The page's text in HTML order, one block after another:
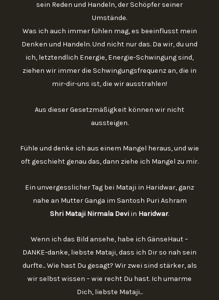
sein Reden und Handeln, der Schöpfer seiner
Umstände.
Was ich auch immer fühlen mag, es beeinflusst mein
Denken und Handeln. Und nicht nur das. Da wir, du und
ich, letztendlich Energie, Energie-Schwingung sind,
ziehen wir immer die Schwingungsfrequenz an, die in
mir-dir-uns ist, die wir ausstrahlen!
Aus dieser Gesetzmäßigkeit können wir nicht
aussteigen.
Fühle und denke ich aus einem Mangel heraus, und wie
oft geschieht genau das, dann ziehe ich Mangel zu mir.
Ein unvergesslicher Tag bei Mataji in Haridwar, ganz
nahe an Mutter Ganga im Santosh Puri Ashram
Shri Mataji Nirmala Devi in Haridwar.
Wenn ich das Bild ansehe, habe ich GänseHaut –
DANKE-danke, liebste Mataji, dass ich Dir so nah sein
durfte... Wie hast Du gesagt? Wir zwei sind stärker, als
wir selbst wissen – wie recht Du hast. Ich umarme
Dich, liebste Mataji...